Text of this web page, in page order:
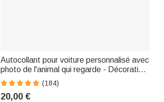
Autocollant pour voiture personnalisé avec
photo de l'animal qui regarde - Décoration
mignon avec nom - Cadeau pour
amoureux d'animal de compagnie
(184)
20,00 €